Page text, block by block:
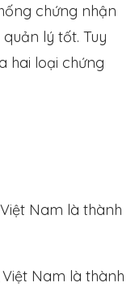
chứng nhận
lý tốt. Tuy
hai loại chứng
Nam là thành
Nam là thành